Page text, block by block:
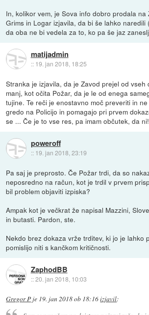
In, kolikor vem, je Sova info dobro prodala na
Grims in Logar izjavila, da bi še lahko naredili
da oba ne bi vedela za to, ko pa še jaz
matijadmin
:: 19. jan 2018, 18:25
Stranka je izjavila, da je Zavod prejel od vseh
manj, kot očita Požar, da je le od enega
tujine. Te reči je enostavno moč preveriti in
gredo na Policijo in pomagajo pri prvem
se ... Če je to vse res, pa imam občutek, da
poweroff
:: 19. jan 2018, 23:19
Pa saj je preprosto. Če Požar trdi, da so
neposredno na račun, kot je trdil v prvem
bil problem objaviti izpiska?
Ampak kot je večkrat že napisal Mazzini,
in butasti. Pardon, ste.
Nekdo brez dokaza vrže trditev, ki jo je lahko
pomislijo niti s kančkom kritičnosti.
ZaphodBB
::20. jan 2018, 10:03
Gregor P je 19. jan 2018 ob 18:16izjavil: